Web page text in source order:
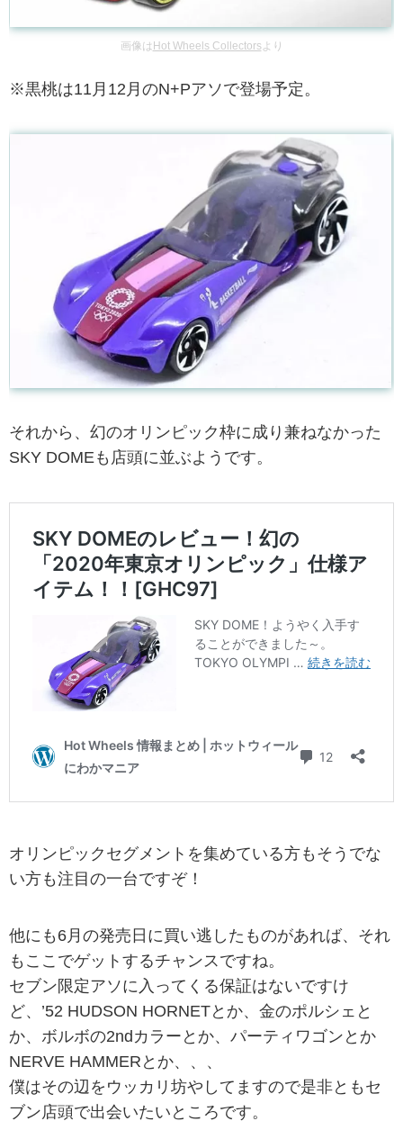
画像は Hot Wheels Collectors より
※黒桃は11月12月のN+Pアソで登場予定。
それから、幻のオリンピック枠に成り兼ねなかった
SKY DOMEも店頭に並ぶようです。
オリンピックセグメントを集めている方もそうでな
い方も注目の一台ですぞ！
他にも6月の発売日に買い逃したものがあれば、それ
もここでゲットするチャンスですね。
セブン限定アソに入ってくる保証はないですけ
ど、’52 HUDSON HORNETとか、金のポルシェと
か、ボルボの2ndカラーとか、パーティワゴンとか
NERVE HAMMERとか、、、
僕はその辺をウッカリ坊やしてますので是非ともセ
ブン店頭で出会いたいところです。